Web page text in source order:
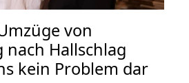
von
nach Hallschlag
kein Problem dar